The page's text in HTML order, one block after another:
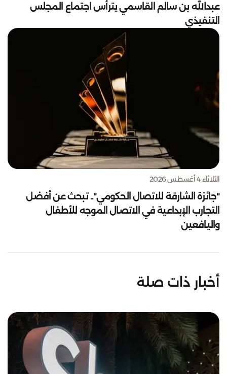
عبدالله بن سالم القاسمي يترأس اجتماع المجلس
التنفيذي
الثلاثاء 4 أغسطس 2026
"جائزة الشارقة للاتصال الحكومي".. تبحث عن أفضل
التجارب الإبداعية في الاتصال الموجه للأطفال
واليافعين
أخبار ذات صلة